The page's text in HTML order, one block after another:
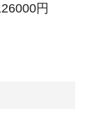
円